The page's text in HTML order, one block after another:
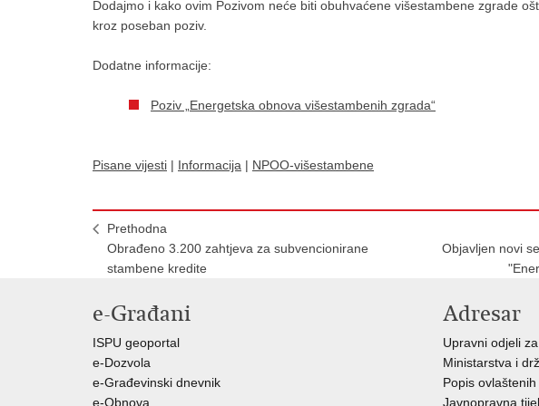
Dodajmo i kako ovim Pozivom neće biti obuhvaćene višestambene zgrade
kroz poseban poziv.
Dodatne informacije:
Poziv „Energetska obnova višestambenih zgrada“
Pisane vijesti | Informacija | NPOO-višestambene
Prethodna
Obrađeno 3.200 zahtjeva za subvencionirane
stambene kredite
Objavljen novi
e-Građani
ISPU geoportal
e-Dozvola
e-Građevinski dnevnik
e-Obnova
Adresar
Upravni odjeli
Ministarstva i
Popis
Javnopravna